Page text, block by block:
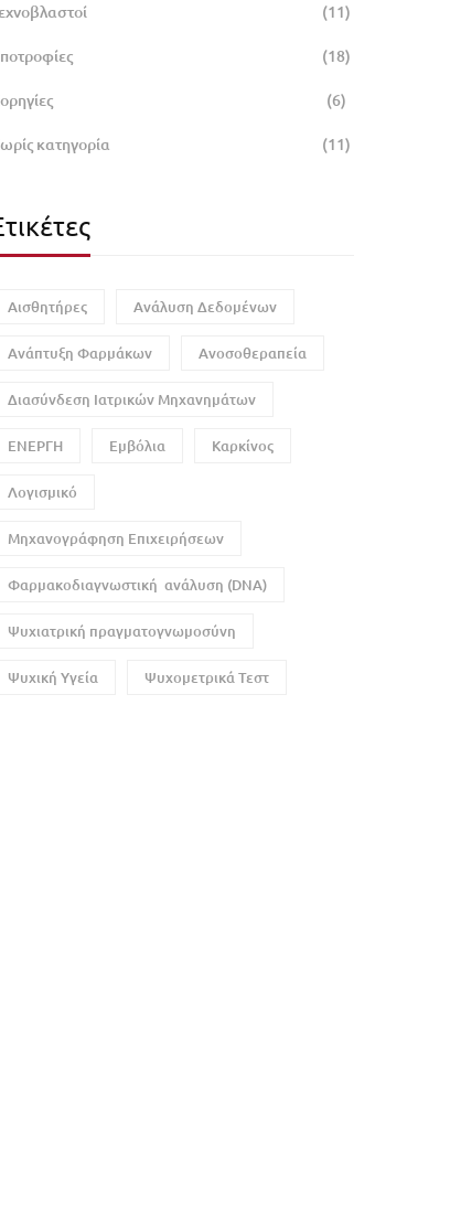
(11)
(18)
(6)
κατηγορία (11)
Αισθητήρες Ανάλυση Δεδομένων
Ανάπτυξη Φαρμάκων Ανοσοθεραπεία
Διασύνδεση Ιατρικών Μηχανημάτων
ΕΝΕΡΓΗ Εμβόλια Καρκίνος
Λογισμικό
Μηχανογράφηση Επιχειρήσεων
Φαρμακοδιαγνωστική ανάλυση (DNA)
Ψυχιατρική πραγματογνωμοσύνη
Ψυχική Υγεία Ψυχομετρικά Τεστ